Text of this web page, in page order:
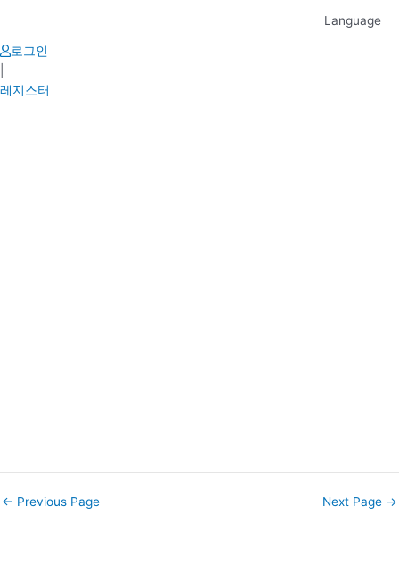
content
Language
로그인
레지스터
← Previous Page Next Page →